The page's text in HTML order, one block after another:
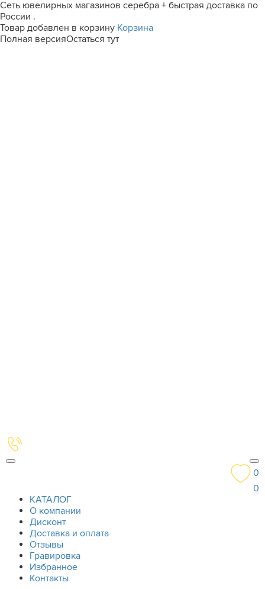
Сеть ювелирных магазинов серебра + быстрая доставка по
России .
Товар добавлен в корзину Корзина
Полная версияОстаться тут
0
0
КАТАЛОГ
О компании
Дисконт
Доставка и оплата
Отзывы
Гравировка
Избранное
Контакты